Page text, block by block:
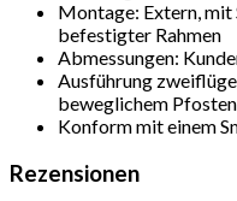
Montage: Extern, mit
befestigter Rahmen
Abmessungen:
Ausführung
beweglichem
Konform mit einem
Rezensionen